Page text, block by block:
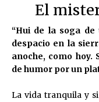
El
“Hui de la soga
despacio en la
anoche, como hoy.
de humor por un
La vida tranquila y